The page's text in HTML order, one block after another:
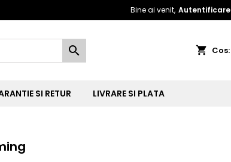
Bine ai venit, Autentificare
shopping_cart Cos:

SI RETUR LIVRARE SI PLATA